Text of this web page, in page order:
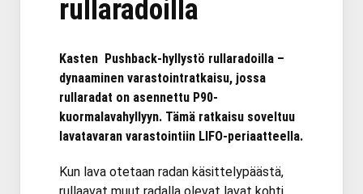
rullaradoilla
Kasten Pushback-hyllystö rullaradoilla –
dynaaminen varastointratkaisu, jossa
rullaradat on asennettu P90-
kuormalavahyllyyn. Tämä ratkaisu soveltuu
lavatavaran varastointiin LIFO-periaatteella.
Kun lava otetaan radan käsittelypäästä,